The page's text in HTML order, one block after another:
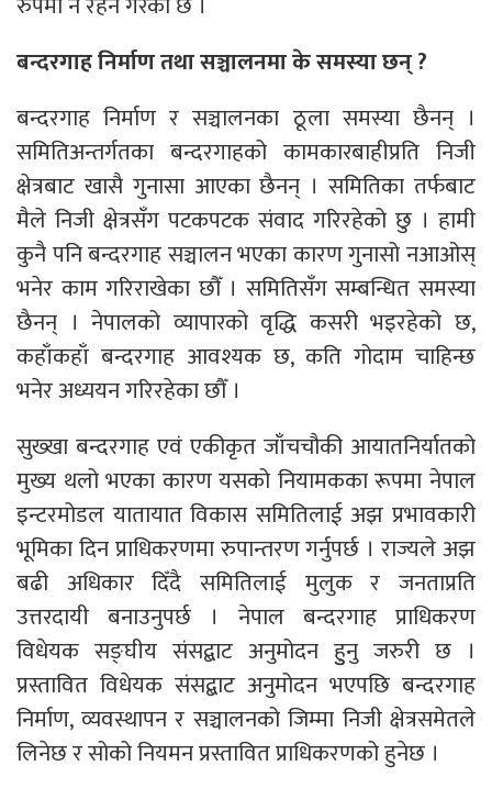
बन्दरगाह निर्माण तथा सञ्चालनमा के समस्या छन् ?
बन्दरगाह निर्माण र सञ्चालनका ठूला समस्या छैनन् ।
समितिअन्तर्गतका बन्दरगाहको कामकारबाहीप्रति निजी
क्षेत्रबाट खासै गुनासा आएका छैनन् । समितिका तर्फबाट
मैले निजी क्षेत्रसँग पटकपटक संवाद गरिरहेको छु । हामी
कुनै पनि बन्दरगाह सञ्चालन भएका कारण गुनासो नआओस्
भनेर काम गरिराखेका छौँ । समितिसँग सम्बन्धित समस्या
छैनन् । नेपालको व्यापारको वृद्धि कसरी भइरहेको छ,
कहाँकहाँ बन्दरगाह आवश्यक छ, कति गोदाम चाहिन्छ
भनेर अध्ययन गरिरहेका छौँ ।
सुख्खा बन्दरगाह एवं एकीकृत जाँचचौकी आयातनिर्यातको
मुख्य थलो भएका कारण यसको नियामकका रूपमा नेपाल
इन्टरमोडल यातायात विकास समितिलाई अझ प्रभावकारी
भूमिका दिन प्राधिकरणमा रुपान्तरण गर्नुपर्छ । राज्यले अझ
बढी अधिकार दिँदै समितिलाई मुलुक र जनताप्रति
उत्तरदायी बनाउनुपर्छ । नेपाल बन्दरगाह प्राधिकरण
विधेयक सङ्घीय संसद्बाट अनुमोदन हुुनु जरुरी छ ।
प्रस्तावित विधेयक संसद्बाट अनुमोदन भएपछि बन्दरगाह
निर्माण, व्यवस्थापन र सञ्चालनको जिम्मा निजी क्षेत्रसमेतले
लिनेछ र सोको नियमन प्रस्तावित प्राधिकरणको हुनेछ ।